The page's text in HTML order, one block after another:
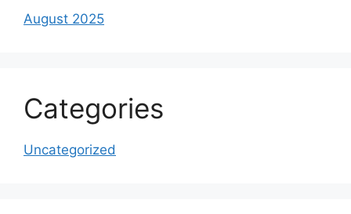
August 2025
Categories
Uncategorized